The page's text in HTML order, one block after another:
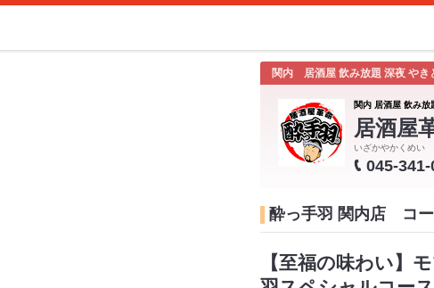
関内 居酒屋 飲み放題 深夜 やき
関内 居酒屋 飲み
居酒屋
いざかやかくめい
045-341-
酔っ手羽 関内店 コー
【至福の味わい】